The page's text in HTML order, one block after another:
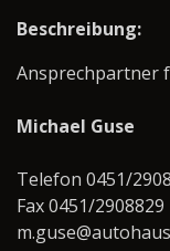
Beschreibung:
Ansprechpartner
Michael Guse
Telefon 0451/
Fax 0451/2908829